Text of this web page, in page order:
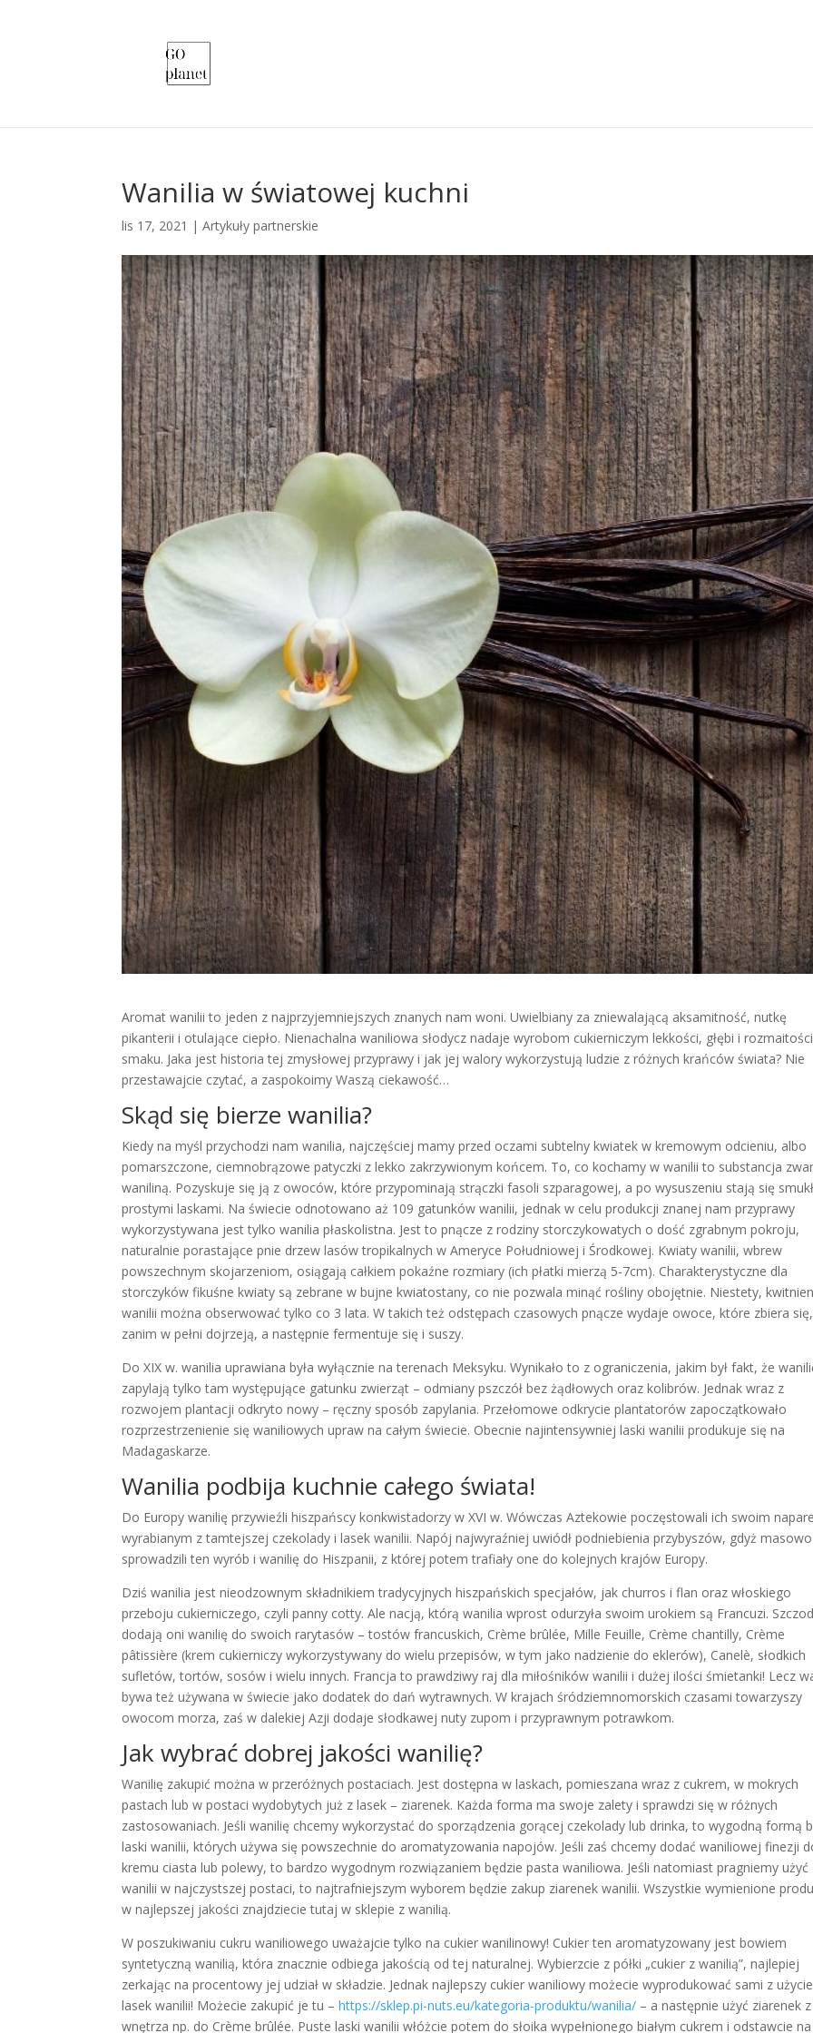
Wanilia w światowej kuchni
lis 17, 2021 |Artykuły partnerskie
Aromat wanilii to jeden z najprzyjemniejszych znanych nam woni. Uwielbiany za zniewalającą aksamitność, nutkę
pikanterii i otulające ciepło. Nienachalna waniliowa słodycz nadaje wyrobom cukierniczym lekkości, głębi i rozmaitości
smaku. Jaka jest historia tej zmysłowej przyprawy i jak jej walory wykorzystują ludzie z różnych krańców świata? Nie
przestawajcie czytać, a zaspokoimy Waszą ciekawość…
Skąd się bierze wanilia?
Kiedy na myśl przychodzi nam wanilia, najczęściej mamy przed oczami subtelny kwiatek w kremowym odcieniu, albo
pomarszczone, ciemnobrązowe patyczki z lekko zakrzywionym końcem. To, co kochamy w wanilii to substancja
waniliną. Pozyskuje się ją z owoców, które przypominają strączki fasoli szparagowej, a po wysuszeniu stają się
prostymi laskami. Na świecie odnotowano aż 109 gatunków wanilii, jednak w celu produkcji znanej nam przyprawy
wykorzystywana jest tylko wanilia płaskolistna. Jest to pnącze z rodziny storczykowatych o dość zgrabnym pokroju,
naturalnie porastające pnie drzew lasów tropikalnych w Ameryce Południowej i Środkowej. Kwiaty wanilii, wbrew
powszechnym skojarzeniom, osiągają całkiem pokaźne rozmiary (ich płatki mierzą 5-7cm). Charakterystyczne dla
storczyków fikuśne kwiaty są zebrane w bujne kwiatostany, co nie pozwala minąć rośliny obojętnie. Niestety,
wanilii można obserwować tylko co 3 lata. W takich też odstępach czasowych pnącze wydaje owoce, które zbiera się,
zanim w pełni dojrzeją, a następnie fermentuje się i suszy.
Do XIX w. wanilia uprawiana była wyłącznie na terenach Meksyku. Wynikało to z ograniczenia, jakim był fakt, że
zapylają tylko tam występujące gatunku zwierząt – odmiany pszczół bez żądłowych oraz kolibrów. Jednak wraz z
rozwojem plantacji odkryto nowy – ręczny sposób zapylania. Przełomowe odkrycie plantatorów zapoczątkowało
rozprzestrzenienie się waniliowych upraw na całym świecie. Obecnie najintensywniej laski wanilii produkuje się na
Madagaskarze.
Wanilia podbija kuchnie całego świata!
Do Europy wanilię przywieźli hiszpańscy konkwistadorzy w XVI w. Wówczas Aztekowie poczęstowali ich swoim
wyrabianym z tamtejszej czekolady i lasek wanilii. Napój najwyraźniej uwiódł podniebienia przybyszów, gdyż masowo
sprowadzili ten wyrób i wanilię do Hiszpanii, z której potem trafiały one do kolejnych krajów Europy.
Dziś wanilia jest nieodzownym składnikiem tradycyjnych hiszpańskich specjałów, jak churros i flan oraz włoskiego
przeboju cukierniczego, czyli panny cotty. Ale nacją, którą wanilia wprost odurzyła swoim urokiem są Francuzi.
dodają oni wanilię do swoich rarytasów – tostów francuskich, Crème brûlée, Mille Feuille, Crème chantilly, Crème
pâtissière (krem cukierniczy wykorzystywany do wielu przepisów, w tym jako nadzienie do eklerów), Canelè, słodkich
sufletów, tortów, sosów i wielu innych. Francja to prawdziwy raj dla miłośników wanilii i dużej ilości śmietanki! Lecz
bywa też używana w świecie jako dodatek do dań wytrawnych. W krajach śródziemnomorskich czasami towarzyszy
owocom morza, zaś w dalekiej Azji dodaje słodkawej nuty zupom i przyprawnym potrawkom.
Jak wybrać dobrej jakości wanilię?
Wanilię zakupić można w przeróżnych postaciach. Jest dostępna w laskach, pomieszana wraz z cukrem, w mokrych
pastach lub w postaci wydobytych już z lasek – ziarenek. Każda forma ma swoje zalety i sprawdzi się w różnych
zastosowaniach. Jeśli wanilię chcemy wykorzystać do sporządzenia gorącej czekolady lub drinka, to wygodną formą
laski wanilii, których używa się powszechnie do aromatyzowania napojów. Jeśli zaś chcemy dodać waniliowej finezji
kremu ciasta lub polewy, to bardzo wygodnym rozwiązaniem będzie pasta waniliowa. Jeśli natomiast pragniemy użyć
wanilii w najczystszej postaci, to najtrafniejszym wyborem będzie zakup ziarenek wanilii. Wszystkie wymienione
w najlepszej jakości znajdziecie tutaj w sklepie z wanilią.
W poszukiwaniu cukru waniliowego uważajcie tylko na cukier wanilinowy! Cukier ten aromatyzowany jest bowiem
syntetyczną wanilią, która znacznie odbiega jakością od tej naturalnej. Wybierzcie z półki „cukier z wanilią”, najlepiej
zerkając na procentowy jej udział w składzie. Jednak najlepszy cukier waniliowy możecie wyprodukować sami z
lasek wanilii! Możecie zakupić je tu –https://sklep.pi-nuts.eu/kategoria-produktu/wanilia/ – a następnie użyć ziarenek
wnętrza np. do Crème brûlée. Puste laski wanilii włóżcie potem do słoika wypełnionego białym cukrem i odstawcie na